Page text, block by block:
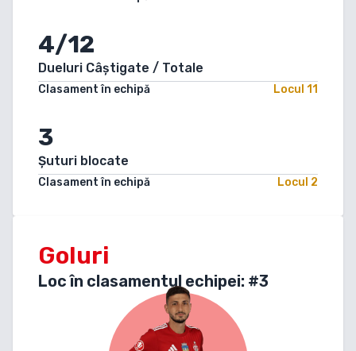
4/12
Dueluri Câștigate / Totale
Clasament în echipă Locul 11
3
Șuturi blocate
Clasament în echipă Locul 2
Goluri
Loc în clasamentul echipei: #3